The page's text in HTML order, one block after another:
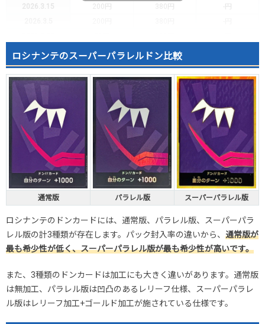
2026.3.15
200円 380円
-円
2026.2.15
50円 180円
2026.2.5
50円 180円
-円
2026.1.25
50円 180円
-円
2026.1.15
50円
-円
2026.1.5
50円
-円
2025.12.25
50円
-円
2025.12.15
30円 180円
-円
2025.12.5
180円
-円
2025.11.25
180円
-円
2025.11.15
30円 180円
-円
2025.11.5
-円
発売日初動
1,280円 1,200～1,400円
ロシナンテのスーパーパラレルドン比較
通常版 パラレル版 スーパーパラレル版
ロシナンテのドンカードには、通常版、パラレル版、スーパーパラ
レル版の計3種類が存在します。パック封入率の違いから、 通常版が
最も希少性が低く、スーパーパラレル版が最も希少性が高いです。
また、3種類のドンカードは加工にも大きく違いがあります。通常版
は無加工、パラレル版は凹凸のあるレリーフ仕様、スーパーパラレ
ル版はレリーフ加工+ゴールド加工が施されている仕様です。